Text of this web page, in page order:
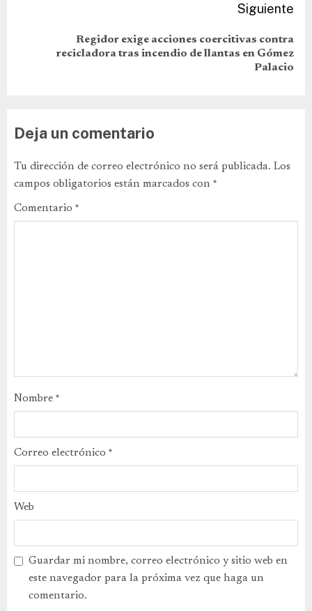
Siguiente
Regidor exige acciones coercitivas contra
recicladora tras incendio de llantas en Gómez
Palacio
Deja un comentario
Tu dirección de correo electrónico no será publicada. Los
campos obligatorios están marcados con *
Comentario *
Nombre *
Correo electrónico *
Web
Guardar mi nombre, correo electrónico y sitio web en
este navegador para la próxima vez que haga un
comentario.